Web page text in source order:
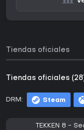
Tiendas oficiales
Tiendas oficiales
DRM: Steam
TEKKEN 8 -